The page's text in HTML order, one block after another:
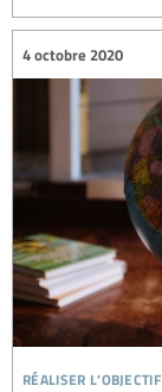
réaliser
4 octobre 2020